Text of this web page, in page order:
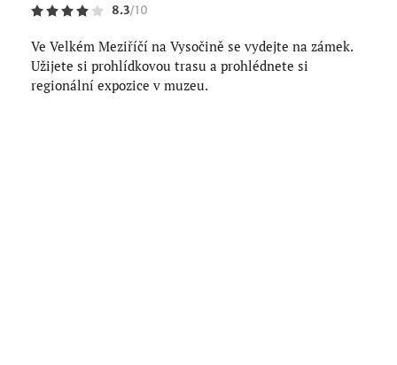
8.3/10
Ve Velkém Meziříčí na Vysočině se vydejte na zámek.
Užijete si prohlídkovou trasu a prohlédnete si
regionální expozice v muzeu.